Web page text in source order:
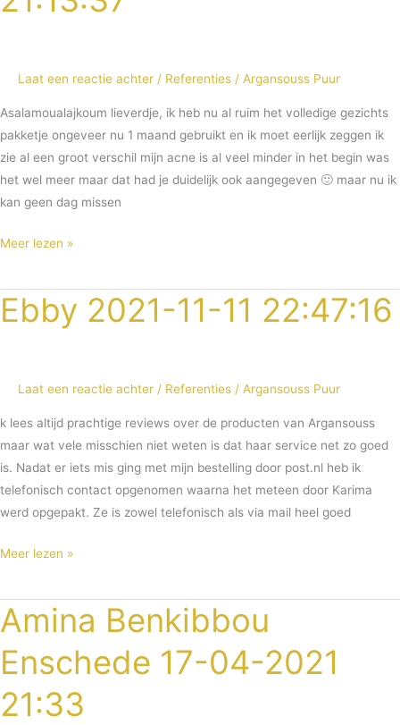
Laat een reactie achter / Referenties / Argansouss Puur
Asalamoualajkoum lieverdje, ik heb nu al ruim het volledige gezichts
pakketje ongeveer nu 1 maand gebruikt en ik moet eerlijk zeggen ik
zie al een groot verschil mijn acne is al veel minder in het begin was
het wel meer maar dat had je duidelijk ook aangegeven 🙂 maar nu ik
kan geen dag missen
04
Meer lezen »
Ebby 2021-11-11 22:47:16
Laat een reactie achter / Referenties / Argansouss Puur
k lees altijd prachtige reviews over de producten van Argansouss
maar wat vele misschien niet weten is dat haar service net zo goed
is. Nadat er iets mis ging met mijn bestelling door post.nl heb ik
telefonisch contact opgenomen waarna het meteen door Karima
werd opgepakt. Ze is zowel telefonisch als via mail heel goed
Ebby
2021-
22:47:16
Meer lezen »
Amina Benkibbou
Enschede 17-04-2021
21:33
Amina
Benkibbou
Enschede
17-
04-